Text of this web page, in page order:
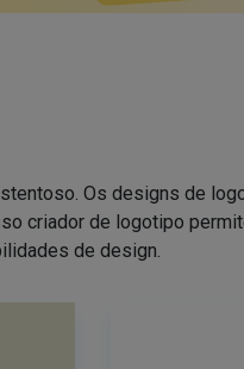
Os designs de
criador de logotipo
de design.